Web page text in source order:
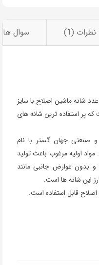
نظرات (1) سوال
ست شانه ماشین اصلاح اتوپیا شامل 6 عدد شانه ماشین اصلاح با سایز
– 8 – 12 – 18 و 22 است که پر استفاده ترین شانه های
صنعتی جهان گستر با نام
اولیه مرغوب باعث تولید
بدون عوارض جانبی مانند
این شانه ها است.
قابل استفاده است.